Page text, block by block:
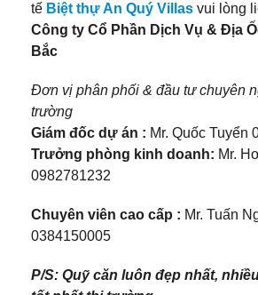
tế Biệt thự An Quý Villas vui lòng
Công ty Cổ Phần Dịch Vụ & Địa
Bắc
Đơn vị phân phối & đầu tư chuyên
trường
Giám đốc dự án : Mr. Quốc Tuyển
Trưởng phòng kinh doanh: Mr.
0982781232
Chuyên viên cao cấp : Mr. Tuấn
0384150005
P/S: Quỹ căn luôn đẹp nhất,